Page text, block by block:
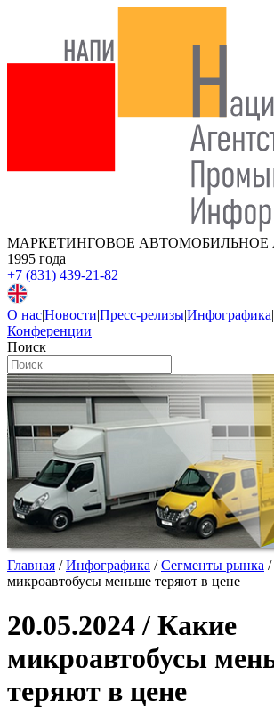
МАРКЕТИНГОВОЕ АВТОМОБИЛЬНОЕ
1995 года
+7 (831) 439-21-82
О нас|Новости|Пресс-релизы|Инфографика|
Конференции
Поиск
Главная /Инфографика /Сегменты рынка /
микроавтобусы меньше теряют в цене
20.05.2024 / Какие
микроавтобусы
теряют в цене